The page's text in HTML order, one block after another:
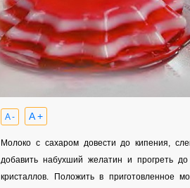
A - A +
Молоко с сахаром довести до кипения,
добавить набухший желатин и прогреть до
кристаллов. Положить в приготовленное